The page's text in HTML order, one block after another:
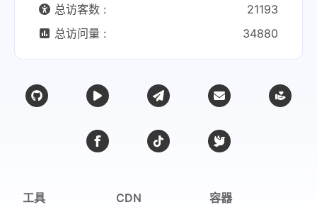
总访客数 :
21193
总访问量 :
34880
工具 CDN 容器